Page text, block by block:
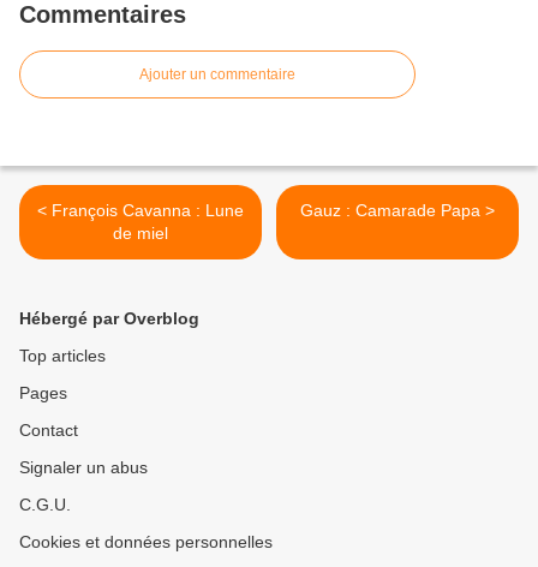
Commentaires
Ajouter un commentaire
< François Cavanna : Lune
de miel
Gauz : Camarade Papa >
Hébergé par Overblog
Top articles
Pages
Contact
Signaler un abus
C.G.U.
Cookies et données personnelles